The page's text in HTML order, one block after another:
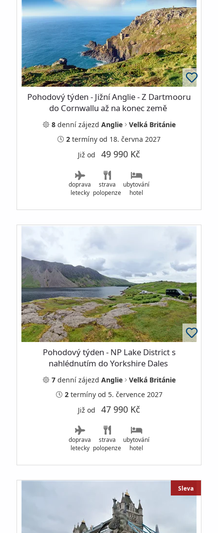
Pohodový týden - Jižní Anglie - Z Dartmooru
do Cornwallu až na konec země
8dennízájezd Anglie
Velká Británie
2 termíny od 18. června 2027
Již od 49 990 Kč
doprava
letecky
strava
polopenze
ubytování
hotel
Pohodový týden - NP Lake District s
nahlédnutím do Yorkshire Dales
7dennízájezd Anglie
Velká Británie
2termíny od 5. července 2027
Již od 47 990 Kč
doprava
letecky
strava
polopenze
ubytování
hotel
Sleva